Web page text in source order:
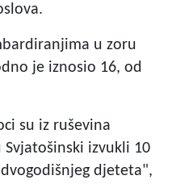
u zoru
je iznosio 16, od
su iz ruševina
izvukli 10
djeteta",